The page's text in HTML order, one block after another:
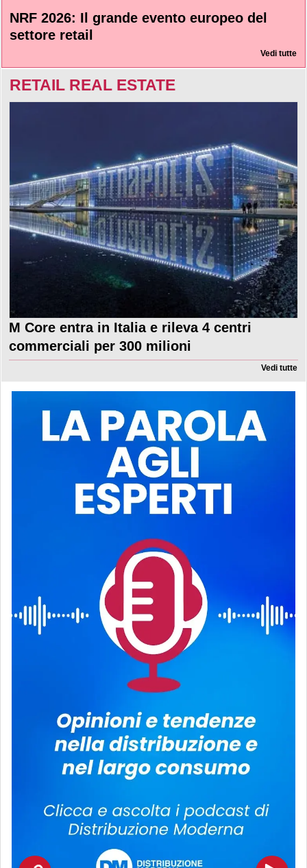
NRF 2026: Il grande evento europeo del
settore retail
Vedi tutte
RETAIL REAL ESTATE
M Core entra in Italia e rileva 4 centri
commerciali per 300 milioni
Vedi tutte